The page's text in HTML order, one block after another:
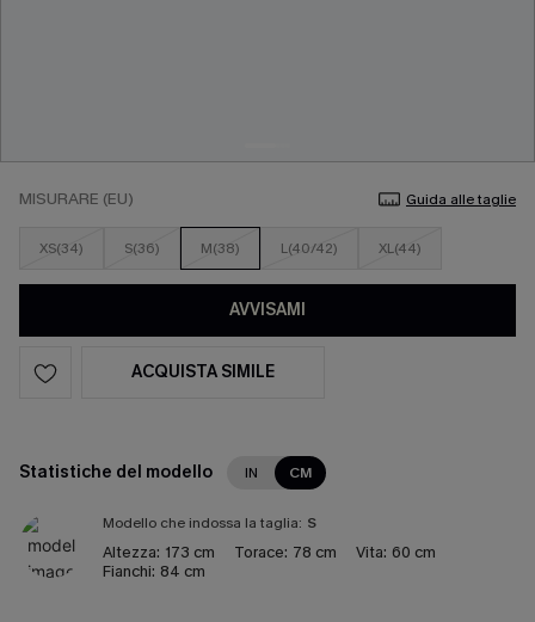
MISURARE (EU) Guida alle taglie
XS(34) S(36) M(38) L(40/42) XL(44)
AVVISAMI
ACQUISTA SIMILE
Statistiche del modello IN CM
Modello che indossa la taglia: S
Altezza: 173 cm Torace: 78 cm Vita: 60 cm
Fianchi: 84 cm